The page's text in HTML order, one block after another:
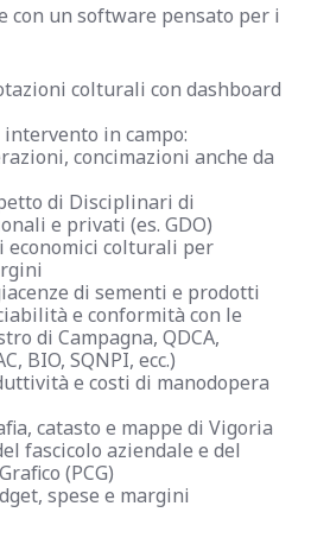
con un software pensato per i
colturali con dashboard
in campo:
concimazioni anche da
di Disciplinari di
e privati (es. GDO)
economici colturali per
di sementi e prodotti
e conformità con le
di Campagna, QDCA,
BIO, SQNPI, ecc.)
e costi di manodopera
catasto e mappe di Vigoria
fascicolo aziendale e del
(PCG)
spese e margini